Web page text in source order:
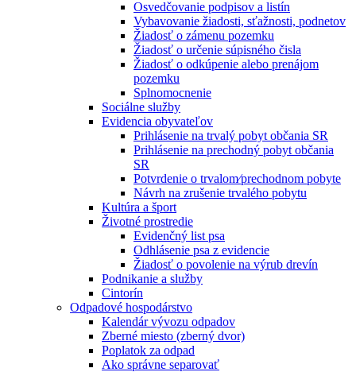
Osvedčovanie podpisov a listín
Vybavovanie žiadosti, sťažnosti, podnetov
Žiadosť o zámenu pozemku
Žiadosť o určenie súpisného čisla
Žiadosť o odkúpenie alebo prenájom
pozemku
Splnomocnenie
Sociálne služby
Evidencia obyvateľov
Prihlásenie na trvalý pobyt občania SR
Prihlásenie na prechodný pobyt občania
SR
Potvrdenie o trvalom⁄prechodnom pobyte
Návrh na zrušenie trvalého pobytu
Kultúra a šport
Životné prostredie
Evidenčný list psa
Odhlásenie psa z evidencie
Žiadosť o povolenie na výrub drevín
Podnikanie a služby
Cintorín
Odpadové hospodárstvo
Kalendár vývozu odpadov
Zberné miesto (zberný dvor)
Poplatok za odpad
Ako správne separovať